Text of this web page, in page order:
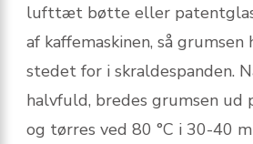
lufttæt bøtte eller
af kaffemaskinen, så grumsen
stedet for i skraldespanden.
halvfuld, bredes grumsen ud
og tørres ved 80 °C i 30-40